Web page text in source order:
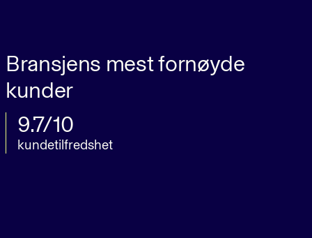
Bransjens mest fornøyde
kunder
9.7/10
kundetilfredshet